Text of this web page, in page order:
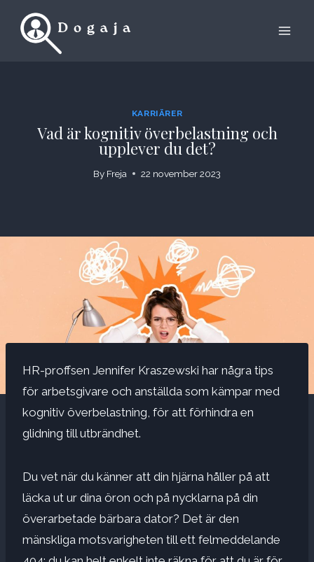
KARRIÄRER
Vad är kognitiv överbelastning och
upplever du det?
By Freja 22 november 2023
HR-proffsen Jennifer Kraszewski har några tips
för arbetsgivare och anställda som kämpar med
kognitiv överbelastning, för att förhindra en
glidning till utbrändhet.
Du vet när du känner att din hjärna håller på att
läcka ut ur dina öron och på nycklarna på din
överarbetade bärbara dator? Det är den
mänskliga motsvarigheten till ett felmeddelande